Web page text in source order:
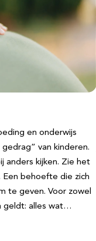
en onderwijs
van kinderen.
anders kijken. Zie het
Een behoefte die zich
te geven. Voor zowel
geldt: alles wat…